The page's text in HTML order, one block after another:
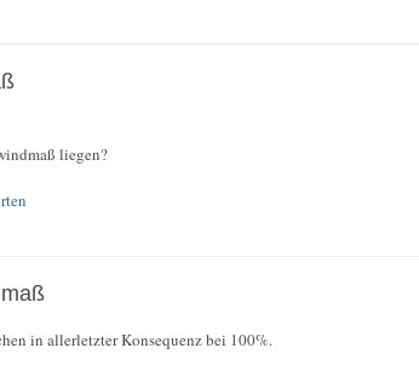
liegen?
in allerletzter Konsequenz bei 100%.